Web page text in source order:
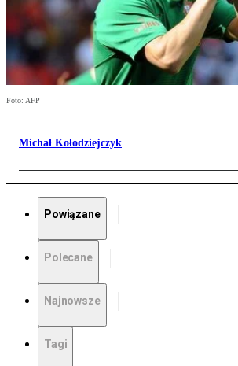
Foto: AFP
Michał Kołodziejczyk
Powiązane
Polecane
Najnowsze
Tagi